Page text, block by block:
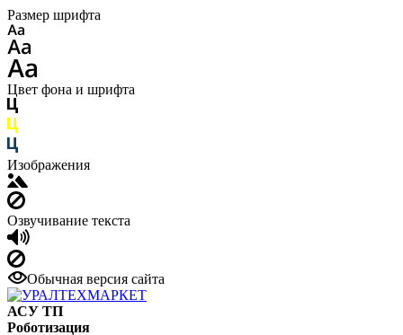
Размер шрифта
Цвет фона и шрифта
Изображения
Озвучивание текста
Обычная версия сайта
АСУ ТП
Роботизация